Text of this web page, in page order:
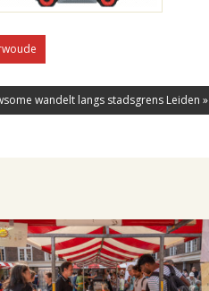
wandelt langs stadsgrens Leiden »